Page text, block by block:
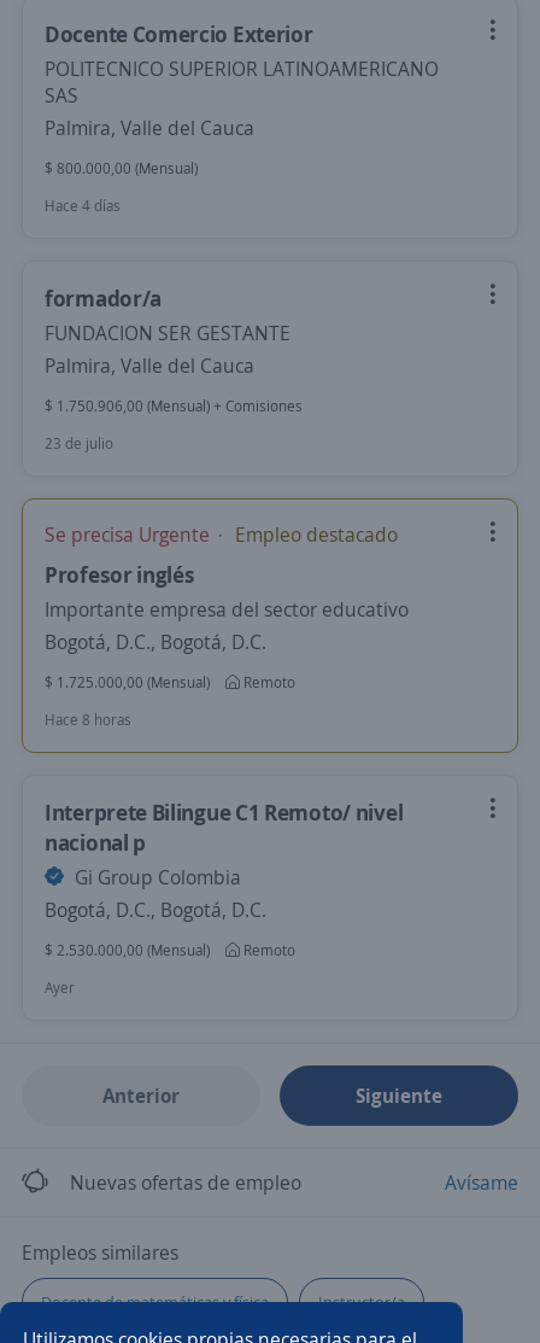
Docente Comercio Exterior
POLITECNICO SUPERIOR LATINOAMERICANO
SAS
Palmira, Valle del Cauca
$ 800.000,00 (Mensual)
Hace 4 días
formador/a
FUNDACION SER GESTANTE
Palmira, Valle del Cauca
$ 1.750.906,00 (Mensual) + Comisiones
23 de julio
Se precisa Urgente Empleo destacado
Profesor inglés
Importante empresa del sector educativo
Bogotá, D.C., Bogotá, D.C.
$ 1.725.000,00 (Mensual)
Remoto
Hace 8 horas
Interprete Bilingue C1 Remoto/ nivel
nacional p
Gi Group Colombia
Bogotá, D.C., Bogotá, D.C.
$ 2.530.000,00 (Mensual)
Remoto
Ayer
Anterior Siguiente
Nuevas ofertas de empleo Avísame
Empleos similares
Docente de matemáticas y física Instructor/a